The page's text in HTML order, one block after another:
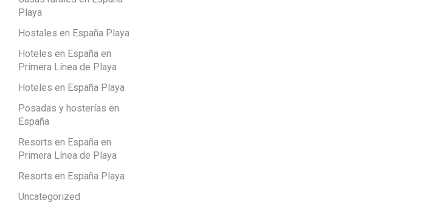
Playa
Hostales en España Playa
Hoteles en España en
Primera Línea de Playa
Hoteles en España Playa
Posadas y hosterías en
España
Resorts en España en
Primera Línea de Playa
Resorts en España Playa
Uncategorized